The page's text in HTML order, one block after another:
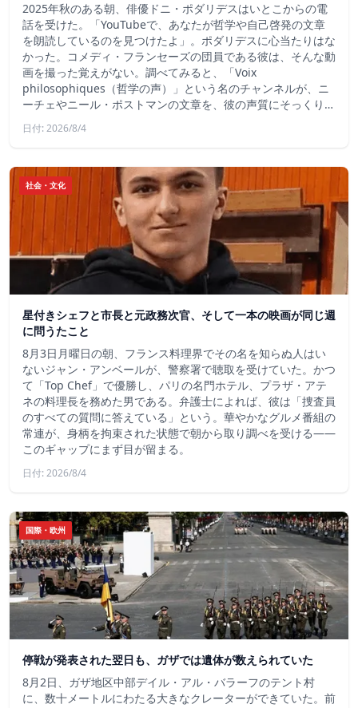
2025年秋のある朝、俳優ドニ・ポダリデスはいとこからの電
話を受けた。「YouTubeで、あなたが哲学や自己啓発の文章
を朗読しているのを見つけたよ」。ポダリデスに心当たりはな
かった。コメディ・フランセーズの団員である彼は、そんな動
画を撮った覚えがない。調べてみると、「Voix
philosophiques（哲学の声）」という名のチャンネルが、ニ
ーチェやニール・ポストマンの文章を、彼の声質にそっくり…
日付: 2026/8/4
社会・文化
星付きシェフと市長と元政務次官、そして一本の映画が同じ週
に問うたこと
8月3日月曜日の朝、フランス料理界でその名を知らぬ人はい
ないジャン・アンベールが、警察署で聴取を受けていた。かつ
て「Top Chef」で優勝し、パリの名門ホテル、プラザ・アテ
ネの料理長を務めた男である。弁護士によれば、彼は「捜査員
のすべての質問に答えている」という。華やかなグルメ番組の
常連が、身柄を拘束された状態で朝から取り調べを受ける――
このギャップにまず目が留まる。
日付: 2026/8/4
国際・欧州
停戦が発表された翌日も、ガザでは遺体が数えられていた
8月2日、ガザ地区中部デイル・アル・バラーフのテント村
に、数十メートルにわたる大きなクレーターができていた。前